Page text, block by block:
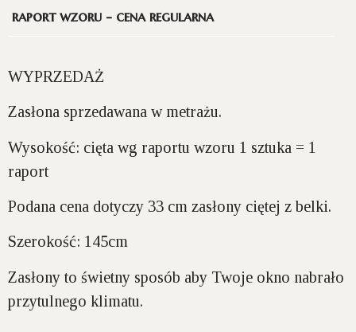
raport wzoru - cena regularna
WYPRZEDAŻ
Zasłona sprzedawana w metrażu.
Wysokość: cięta wg raportu wzoru 1 sztuka = 1
raport
Podana cena dotyczy 33 cm zasłony ciętej z belki.
Szerokość: 145cm
Zasłony to świetny sposób aby Twoje okno nabrało
przytulnego klimatu.